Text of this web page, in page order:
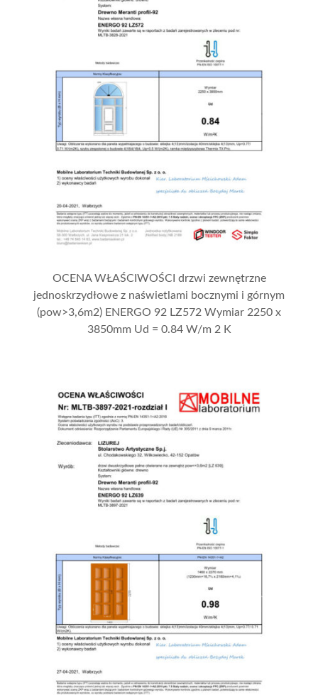
OCENA WŁAŚCIWOŚCI drzwi zewnętrzne
jednoskrzydłowe z naświetlami bocznymi i górnym
(pow>3,6m2) ENERGO 92 LZ572 Wymiar 2250 x
3850mm Ud = 0.84 W/m 2 K